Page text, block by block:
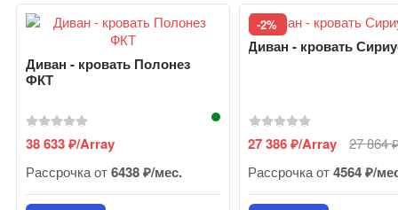
Диван - кровать Полонез
ФКТ
38 633₽/Array
Рассрочка от6438 ₽/мес.
-2%
Диван - кровать
27 386₽/Array 27 864
Рассрочка от4564 ₽/